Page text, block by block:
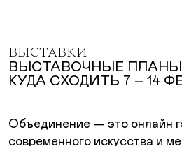
ВЫСТАВКИ
ВЫСТАВОЧНЫЕ
КУДА СХОДИТЬ 7 – 14
Объединение — это онлайн
современного искусства и